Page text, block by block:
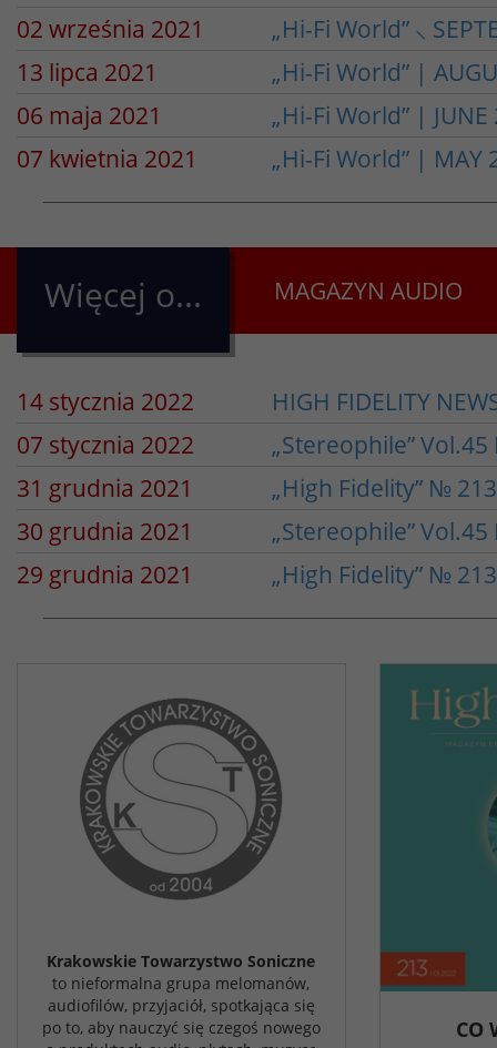
02 września 2021
„Hi-Fi World” ⸜
13 lipca 2021
„Hi-Fi World” |
06 maja 2021
„Hi-Fi World” | JUNE
07 kwietnia 2021
„Hi-Fi World” | MAY
Więcej o... MAGAZYN AUDIO
14 stycznia 2022
HIGH FIDELITY
07 stycznia 2022
„Stereophile”
31 grudnia 2021
„High Fidelity” №
30 grudnia 2021
„Stereophile”
29 grudnia 2021
„High Fidelity” №
Krakowskie Towarzystwo Soniczne
to nieformalna grupa melomanów,
audiofilów, przyjaciół, spotkająca się
po to, aby nauczyć się czegoś nowego
CO